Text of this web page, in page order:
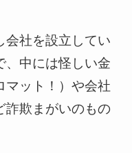
会社を設立してい
、中には怪しい金
マット！）や会社
詐欺まがいのもの